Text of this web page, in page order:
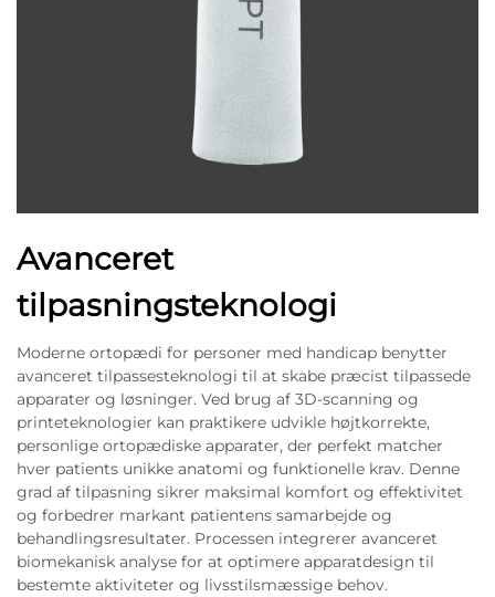
Avanceret
tilpasningsteknologi
Moderne ortopædi for personer med handicap benytter
avanceret tilpassesteknologi til at skabe præcist tilpassede
apparater og løsninger. Ved brug af 3D-scanning og
printeteknologier kan praktikere udvikle højtkorrekte,
personlige ortopædiske apparater, der perfekt matcher
hver patients unikke anatomi og funktionelle krav. Denne
grad af tilpasning sikrer maksimal komfort og effektivitet
og forbedrer markant patientens samarbejde og
behandlingsresultater. Processen integrerer avanceret
biomekanisk analyse for at optimere apparatdesign til
bestemte aktiviteter og livsstilsmæssige behov.